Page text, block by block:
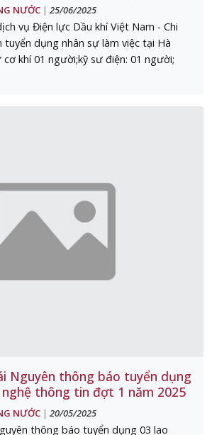
NƯỚC | 25/06/2025
vụ Điện lực Dầu khí Việt Nam - Chi
tuyển dụng nhân sự làm việc tại Hà
cơ khí 01 người;kỹ sư điện: 01 người;
Nguyên thông báo tuyển dụng
thông tin đợt 1 năm 2025
NƯỚC | 20/05/2025
thông báo tuyển dụng 03 lao